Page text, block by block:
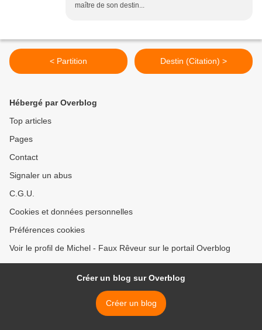
maître de son destin...
< Partition Destin (Citation) >
Hébergé par Overblog
Top articles
Pages
Contact
Signaler un abus
C.G.U.
Cookies et données personnelles
Préférences cookies
Voir le profil de Michel - Faux Rêveur sur le portail Overblog
Créer un blog sur Overblog
Créer un blog